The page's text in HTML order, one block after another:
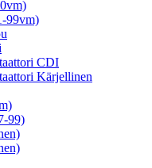
99vm)
CDI
Kärjellinen
99)